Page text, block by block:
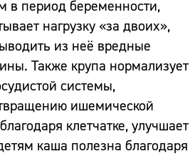
в период беременности,
нагрузку «за двоих»,
из неё вредные
Также крупа нормализует
системы,
ишемической
клетчатке, улучшает
каша полезна благодаря